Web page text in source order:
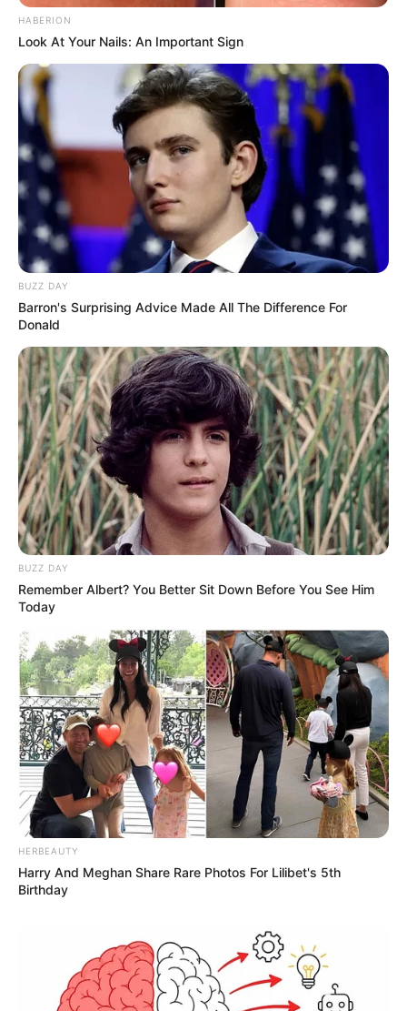
HABERION
Look At Your Nails: An Important Sign
BUZZ DAY
Barron's Surprising Advice Made All The Difference For
Donald
BUZZ DAY
Remember Albert? You Better Sit Down Before You See Him
Today
HERBEAUTY
Harry And Meghan Share Rare Photos For Lilibet's 5th
Birthday